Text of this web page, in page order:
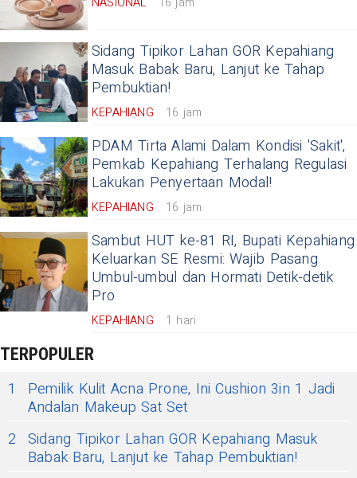
Sidang Tipikor Lahan GOR Kepahiang
Masuk Babak Baru, Lanjut ke Tahap
Pembuktian!
KEPAHIANG 16 jam
PDAM Tirta Alami Dalam Kondisi 'Sakit',
Pemkab Kepahiang Terhalang Regulasi
Lakukan Penyertaan Modal!
KEPAHIANG 16 jam
Sambut HUT ke-81 RI, Bupati Kepahiang
Keluarkan SE Resmi: Wajib Pasang
Umbul-umbul dan Hormati Detik-detik
Pro
KEPAHIANG 1 hari
TERPOPULER
1
Pemilik Kulit Acna Prone, Ini Cushion 3in 1 Jadi
Andalan Makeup Sat Set
2 Sidang Tipikor Lahan GOR Kepahiang Masuk
Babak Baru, Lanjut ke Tahap Pembuktian!